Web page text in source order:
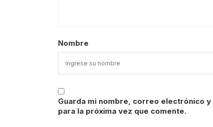
Nombre
Guarda mi nombre, correo electrónico
para la próxima vez que comente.